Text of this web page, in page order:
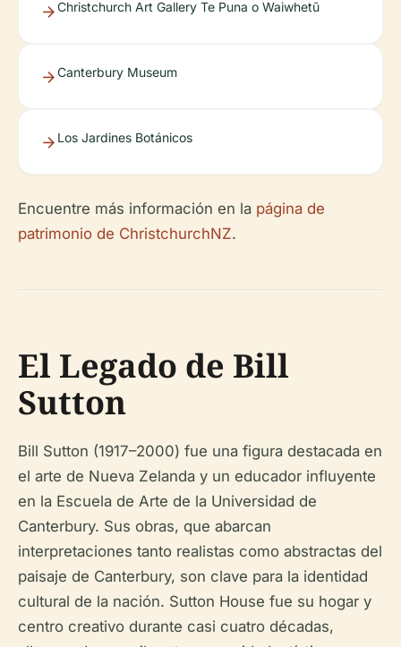
Christchurch Art Gallery Te Puna o Waiwhetū
Canterbury Museum
Los Jardines Botánicos
Encuentre más información en la página de
patrimonio de ChristchurchNZ.
El Legado de Bill
Sutton
Bill Sutton (1917–2000) fue una figura destacada en
el arte de Nueva Zelanda y un educador influyente
en la Escuela de Arte de la Universidad de
Canterbury. Sus obras, que abarcan
interpretaciones tanto realistas como abstractas del
paisaje de Canterbury, son clave para la identidad
cultural de la nación. Sutton House fue su hogar y
centro creativo durante casi cuatro décadas,